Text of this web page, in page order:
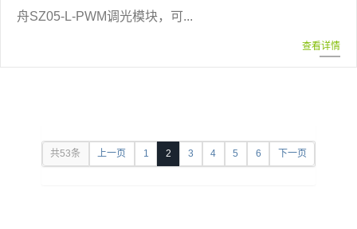
舟SZ05-L-PWM调光模块，可...
查看详情
共53条 上一页 1 2 3 4 5 6 下一页